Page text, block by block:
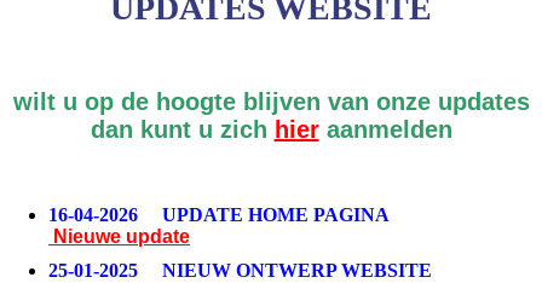
UPDATES WEBSITE
wilt u op de hoogte blijven van onze updates
dan kunt u zich hieraanmelden
16-04-2026 UPDATE HOME PAGINA
Nieuwe update
25-01-2025 NIEUW ONTWERP WEBSITE